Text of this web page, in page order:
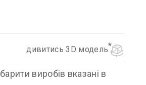
дивитись 3D модель
виробів вказані в